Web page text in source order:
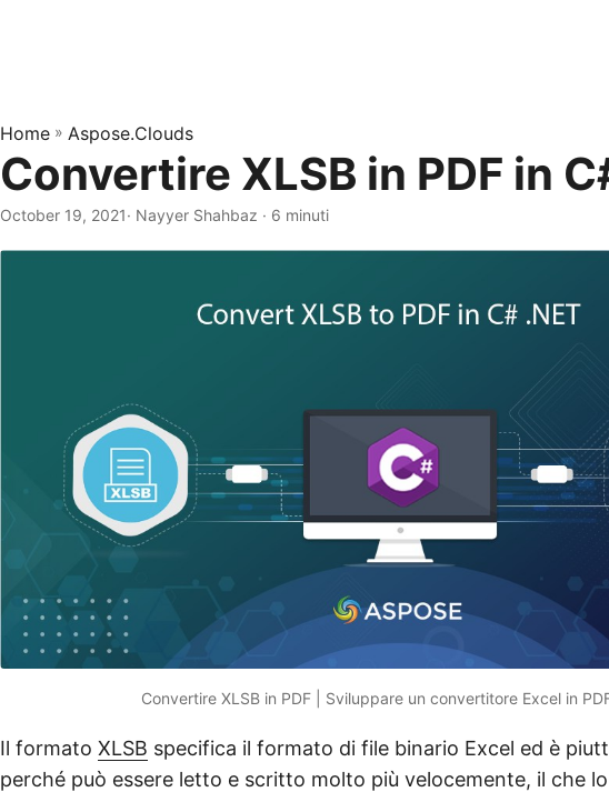
Home » Aspose.Clouds
Convertire XLSB in PDF in
October 19, 2021· Nayyer Shahbaz · 6 minuti
Convertire XLSB in PDF | Sviluppare un convertitore Excel in
Il formato XLSB specifica il formato di file binario Excel ed è
perché può essere letto e scritto molto più velocemente, il che